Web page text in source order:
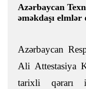
Azərbaycan
əməkdaşı
Azərbaycan
Ali Attestasiya
tarixli qərarı